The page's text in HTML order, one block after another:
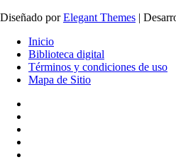
Diseñado porElegant Themes |
Inicio
Biblioteca digital
Términos y condiciones de uso
Mapa de Sitio